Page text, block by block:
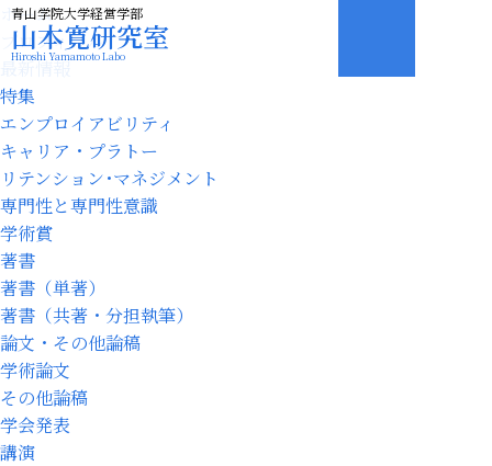
青山学院大学経営学部
山本寛研究室
Hiroshi Yamamoto Labo
ホーム
プロフィール
最新情報
特集
エンプロイアビリティ
キャリア・プラトー
リテンション･マネジメント
専門性と専門性意識
学術賞
著書
著書（単著）
著書（共著・分担執筆）
論文・その他論稿
学術論文
その他論稿
学会発表
講演